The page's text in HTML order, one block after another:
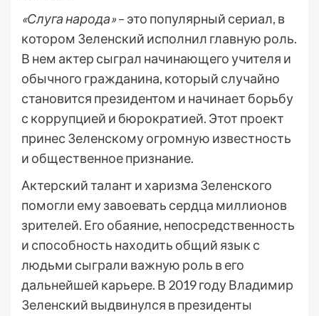
«Слуга народа»– это популярный сериал, в
котором Зеленский исполнил главную роль.
В нем актер сыграл начинающего учителя и
обычного гражданина, который случайно
становится президентом и начинает борьбу
с коррупцией и бюрократией. Этот проект
принес Зеленскому огромную известность
и общественное признание.
Актерский талант и харизма Зеленского
помогли ему завоевать сердца миллионов
зрителей. Его обаяние, непосредственность
и способность находить общий язык с
людьми сыграли важную роль в его
дальнейшей карьере. В 2019 году Владимир
Зеленский выдвинулся в президенты